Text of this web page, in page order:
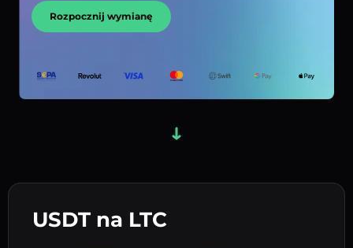
USDT na LTC
Rozpocznij wymianę